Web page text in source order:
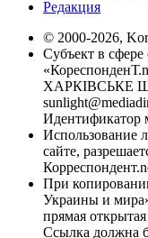
Редакция
© 2000-2026,
Субъект в
ХАРКІВСЬКЕ
Идентификатор
Использование
сайте,
При
Украины и
прямая
Ссылка должна